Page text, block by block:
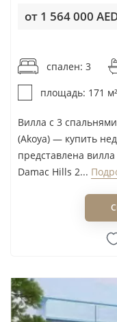
от 1 564 000
спален: 3
площадь: 171 м²
Вилла с 3
(Akoya) — купить
представлена
Damac Hills 2...